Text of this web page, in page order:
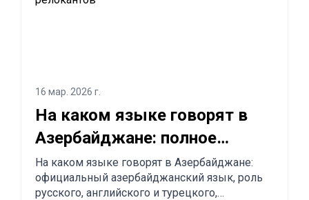
16 мар. 2026 г.
На каком языке говорят в
Азербайджане: полное
объяснение для туристов и
релокантов
На каком языке говорят в Азербайджане:
официальный азербайджанский язык, роль
русского, английского и турецкого,